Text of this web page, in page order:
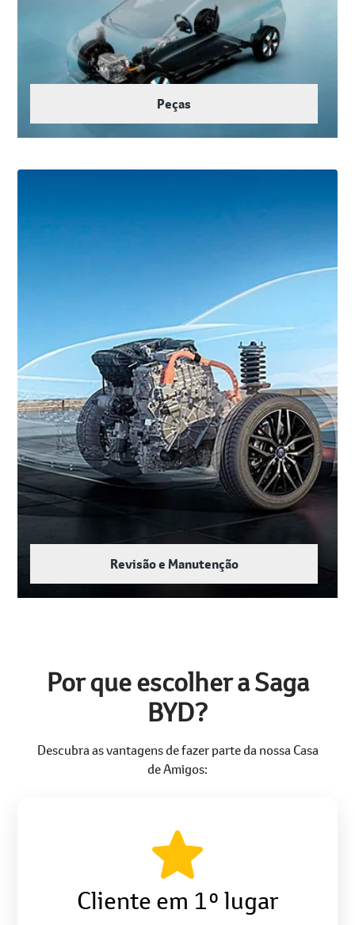
Peças
Revisão e Manutenção
BYD?
Descubra as vantagens de fazer parte da nossa Casa
de Amigos:
Cliente em 1º lugar
Aqui na Saga BYD, os clientes são nossos amigos.